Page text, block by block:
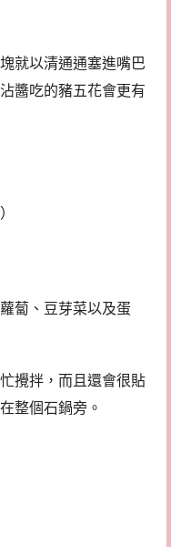
就以清通通塞進嘴巴
醬吃的豬五花會更有
蔔、豆芽菜以及蛋
攪拌，而且還會很貼
整個石鍋旁。